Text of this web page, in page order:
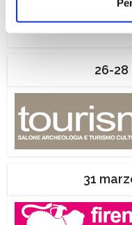
il tuo consenso alla
ogni momentoRevoca
26-
31